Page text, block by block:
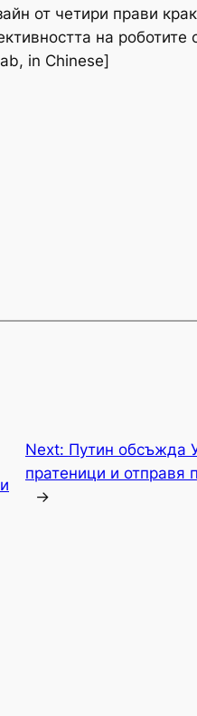
от четири прави
на роботите
in Chinese]
Next: Путин обсъжда
пратеници и отправя
→